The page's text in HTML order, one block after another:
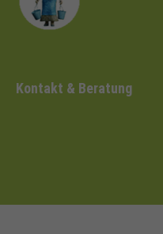
Kontakt & Beratung